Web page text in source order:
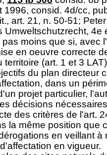
1996, consid. 4d/cc,
art. 21, n. 50-51;
Umweltschutzrecht, 4e
moins que si, avec
en oeuvre correcte
territoire (art. 1 et 3 LAT
du plan directeur
dans un
projet particulier,
décisions
des critères de l'art.
la même position que
en veillant à
en vigueur.